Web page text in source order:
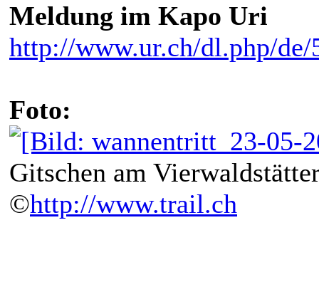
Meldung im Kapo Uri
http://www.ur.ch/dl.php/
Foto:
Gitschen am
©http://www.trail.ch